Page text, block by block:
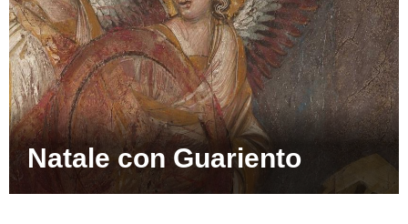
Natale con Guariento